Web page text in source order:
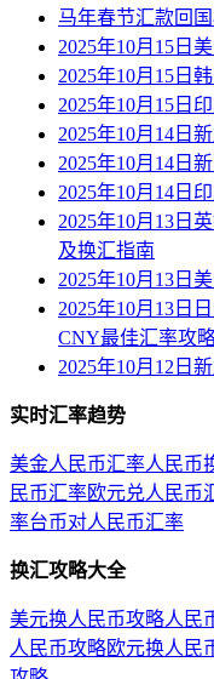
马年春节汇款回
2025年10月15日
2025年10月15日
2025年10月15日
2025年10月14日
2025年10月14日
2025年10月14日
2025年10月13日
及换汇指南
2025年10月13日
2025年10月13日
CNY最佳汇率攻
2025年10月12日
实时汇率趋势
美金人民币汇率人民币
民币汇率欧元兑人民币
率台币对人民币汇率
换汇攻略大全
美元换人民币攻略人民
人民币攻略欧元换人民